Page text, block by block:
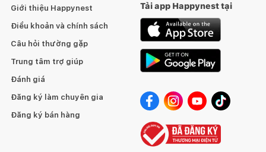
Hiệu điện thế: 220/240V
Kích thước thiết bị: 760Rx450Sx50C mm
Kích thước hộc tủ: 710Rx410Sx50C mm
Giới thiệu Happynest
Điều khoản và chính sách
Câu hỏi thường gặp
Trung tâm trợ giúp
Đánh giá
Đăng ký làm chuyên gia
Đăng ký bán hàng
Tải app Happynest tại